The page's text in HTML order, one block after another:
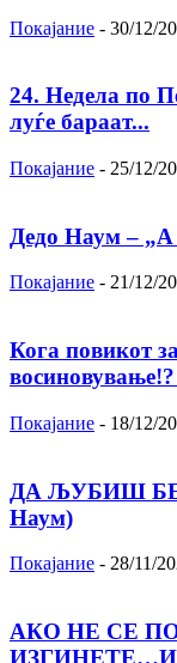
Покајание - 30/12/
24. Недела по
луѓе бараат...
Покајание - 25/12/
Дедо Наум – „А
Покајание - 21/12/
Кога повикот
Покајание - 18/12/
ДА ЉУБИШ
Наум)
Покајание - 28/11/
АКО НЕ СЕ